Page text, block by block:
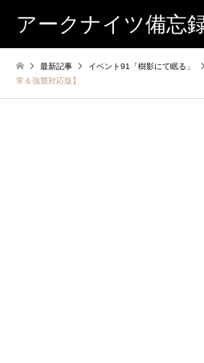
アークナイツ備忘
最新記事 イベント91「樹影にて眠る」
常＆強襲対応版】